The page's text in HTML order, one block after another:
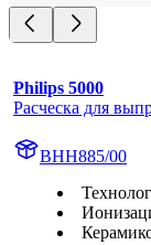
Philips 5000
Расческа для
BHH885/00